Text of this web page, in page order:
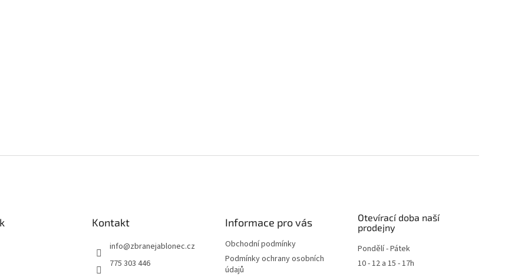
Kontakt
info@zbranejablonec.cz
775 303 446
Informace pro vás
Obchodní podmínky
Podmínky ochrany osobních
údajů
Otevírací doba naší
prodejny
Pondělí - Pátek
10 - 12 a 15 - 17h